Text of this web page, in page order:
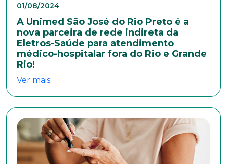
01/08/2024
A Unimed São José do Rio Preto é a
nova parceira de rede indireta da
Eletros-Saúde para atendimento
médico-hospitalar fora do Rio e Grande
Rio!
Ver mais
Trabalhe conosco
Faça parte de uma instituição sólida, ética e
comprometida com o bem-estar dos seus
colaboradores. Preencha todos os dados abaixo e
anexe seu currículo.
Nome completo*
E-mail*